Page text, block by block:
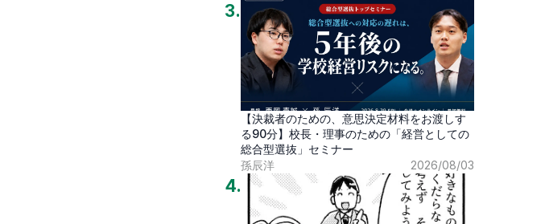
3.
【決裁者のための、意思決定材料をお渡しす
る90分】校長・理事のための「経営としての
総合型選抜」セミナー
孫辰洋
2026/08/03
4.